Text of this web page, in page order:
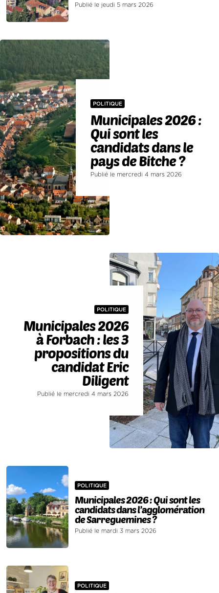
Publié le jeudi 5 mars 2026
POLITIQUE
Municipales 2026 :
Qui sont les
candidats dans le
pays de Bitche ?
Publié le mercredi 4 mars 2026
POLITIQUE
Municipales 2026
à Forbach : les 3
propositions du
candidat Eric
Diligent
Publié le mercredi 4 mars 2026
POLITIQUE
Municipales 2026 : Qui sont les
candidats dans l’agglomération
de Sarreguemines ?
Publié le mardi 3 mars 2026
POLITIQUE